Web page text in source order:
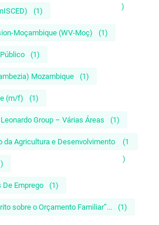
)
(1)
Moçambique (WV-Moç) (1)
(1)
Mozambique (1)
(m/f) (1)
Group – Várias Áreas (1)
da Agricultura e Desenvolvimento
(1
)
De Emprego (1)
sobre o Orçamento Familiar”... (1)